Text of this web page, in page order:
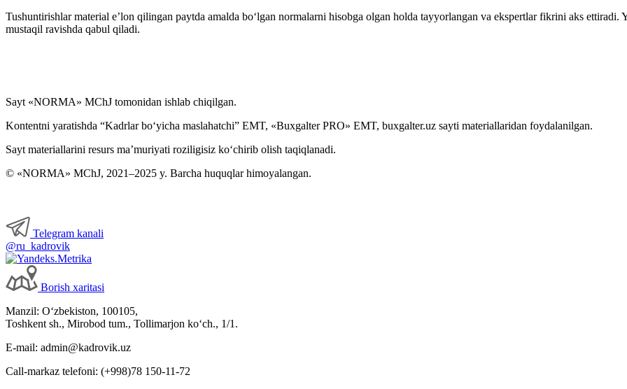
Tushuntirishlar material e’lon qilingan paytda amalda boʻlgan normalarni hisobga olgan holda tayyorlangan va ekspertlar fikrini aks
mustaqil ravishda qabul qiladi.
Sayt «NORMA» MChJ tomonidan ishlab chiqilgan.
Kontentni yaratishda “Kadrlar boʻyicha maslahatchi” EMT, «Buxgalter PRO» EMT, buxgalter.uz sayti materiallaridan foydalanilgan.
Sayt materiallarini resurs ma’muriyati roziligisiz koʻchirib olish taqiqlanadi.
© «NORMA» MChJ, 2021–2025 y. Barcha huquqlar himoyalangan.
Telegram kanali
@ru_kadrovik
Borish хaritasi
Manzil: Oʻzbekiston, 100105,
Toshkent sh., Mirobod tum., Tollimarjon koʻch., 1/1.
E-mail: admin@kadrovik.uz
Call-markaz telefoni: (+998)78 150-11-72